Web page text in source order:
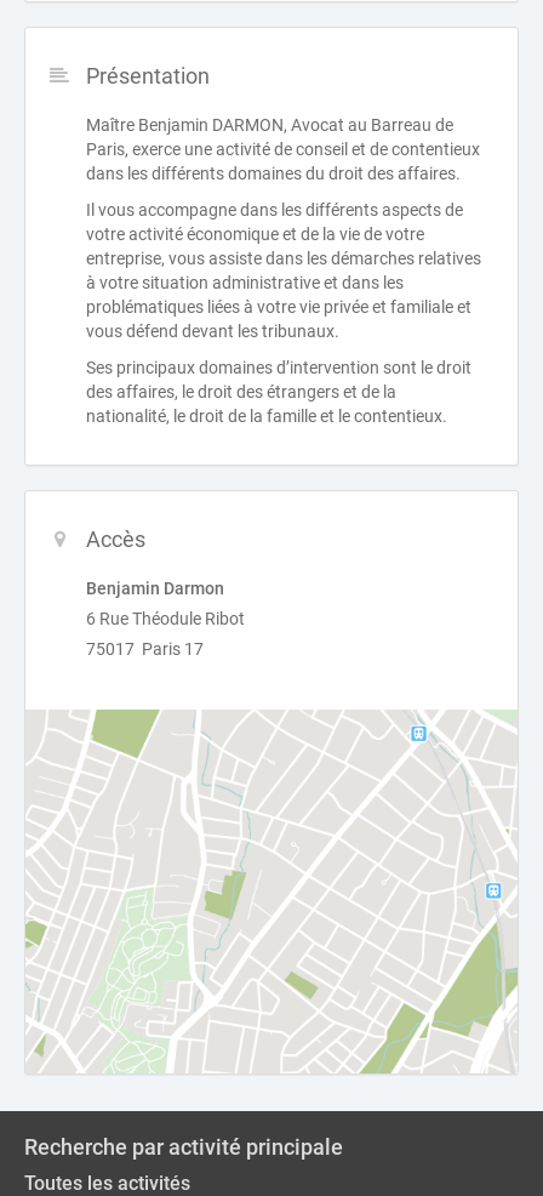
Présentation
Maître Benjamin DARMON, Avocat au Barreau de
Paris, exerce une activité de conseil et de contentieux
dans les différents domaines du droit des affaires.
Il vous accompagne dans les différents aspects de
votre activité économique et de la vie de votre
entreprise, vous assiste dans les démarches relatives
à votre situation administrative et dans les
problématiques liées à votre vie privée et familiale et
vous défend devant les tribunaux.
Ses principaux domaines d’intervention sont le droit
des affaires, le droit des étrangers et de la
nationalité, le droit de la famille et le contentieux.
Accès
Benjamin Darmon
6 Rue Théodule Ribot
75017 Paris 17
Recherche par activité principale
Toutes les activités